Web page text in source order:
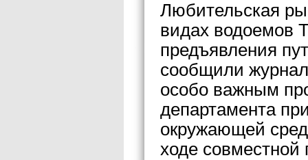
Любительская
видах водоемов
предъявления
сообщили
особо важным
департамента
окружающей
ходе